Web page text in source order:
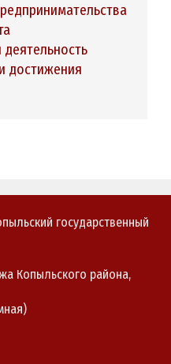
деятельность
достижения
государственный
Копыльского района,